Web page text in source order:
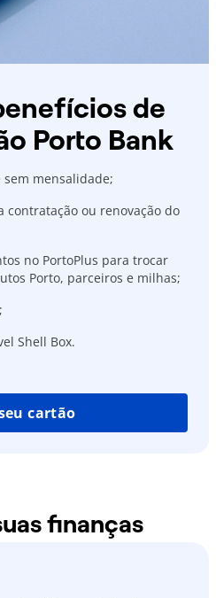
de
Porto Bank
mensalidade;
contratação ou renovação do
no PortoPlus para trocar
Porto, parceiros e milhas;
Shell Box.
cartão
finanças